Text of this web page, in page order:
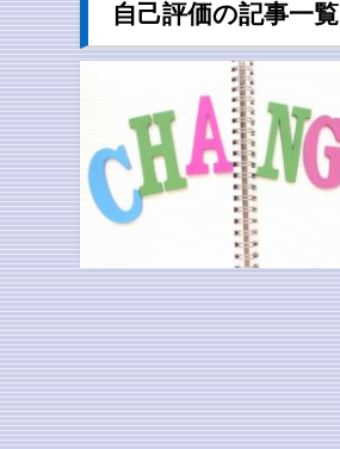
自己評価の記事一覧